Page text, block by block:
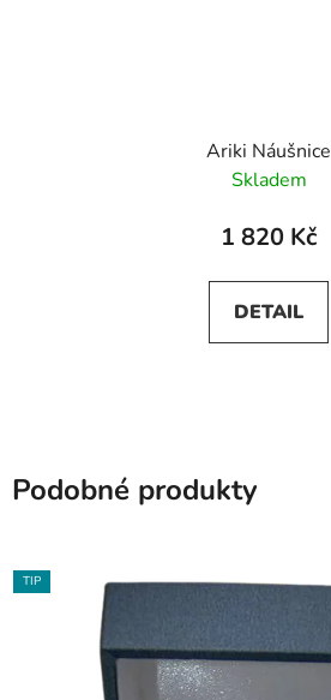
Ariki Náušnice
Skladem
1 820 Kč
DETAIL
Podobné produkty
TIP